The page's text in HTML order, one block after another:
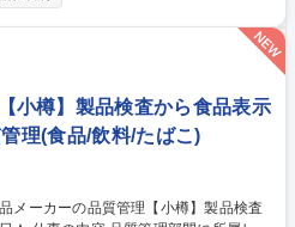
の管理・指導 【キャリアアップ】製造
くゆくはマネージャー職としての活躍
と工場増設により、多くのキャリアを
小樽】製品検査から食品表示
理(食品/飲料/たばこ)